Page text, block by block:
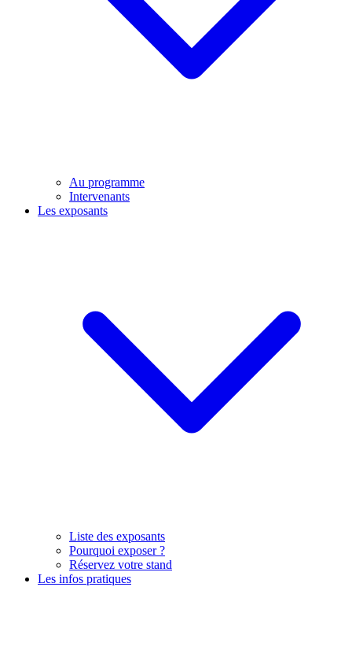
Au programme
Intervenants
Les exposants
Liste des exposants
Pourquoi exposer ?
Réservez votre stand
Les infos pratiques